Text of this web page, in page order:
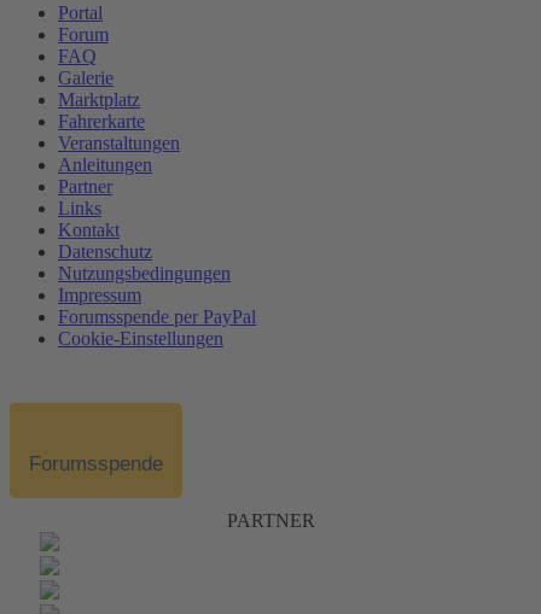
Portal
Forum
FAQ
Galerie
Marktplatz
Fahrerkarte
Veranstaltungen
Anleitungen
Partner
Links
Kontakt
Datenschutz
Nutzungsbedingungen
Impressum
Forumsspende per PayPal
Cookie-Einstellungen
Forumsspende
PARTNER